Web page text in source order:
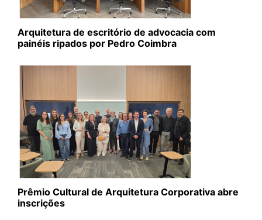
Arquitetura de escritório de advocacia com
painéis ripados por Pedro Coimbra
Prêmio Cultural de Arquitetura Corporativa abre
inscrições